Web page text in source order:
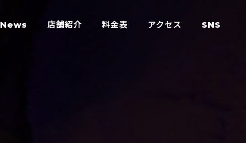
News 店舗紹介 料金表 アクセス SNS